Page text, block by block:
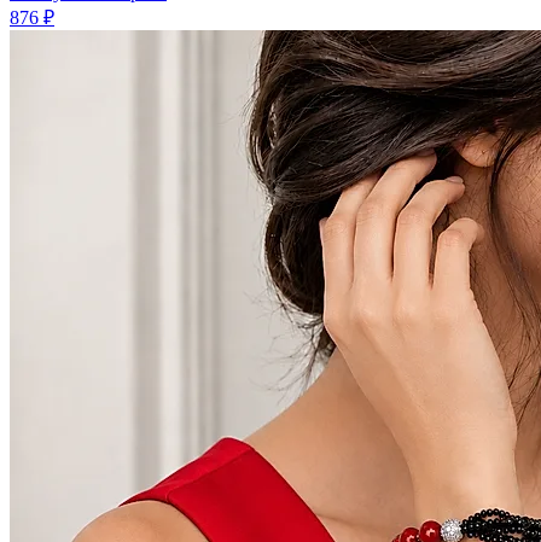
876 ₽